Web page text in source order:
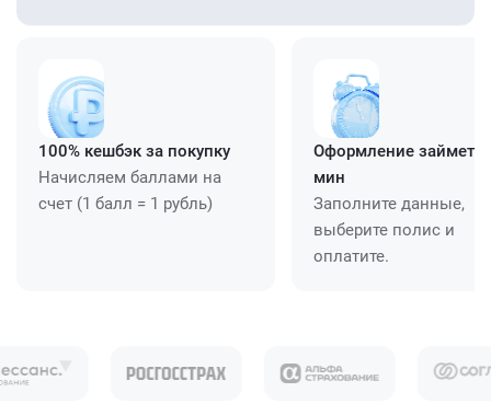
100% кешбэк за покупку
Начисляем баллами на
счет (1 балл = 1 рубль)
Оформление займет
мин
Заполните данные,
выберите полис и
оплатите.